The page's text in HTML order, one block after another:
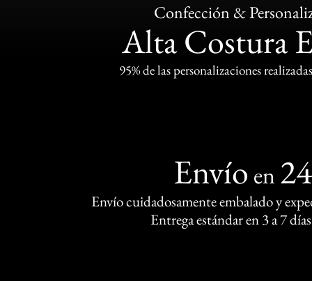
Confección &
Alta Costura
95% de las personalizaciones
Envío en
Envío cuidadosamente embalado y
Entrega estándar en 3 a 7